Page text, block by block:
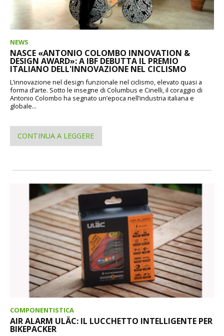
NEWS
NASCE «ANTONIO COLOMBO INNOVATION &
DESIGN AWARD»: A IBF DEBUTTA IL PREMIO
ITALIANO DELL'INNOVAZIONE NEL CICLISMO
L’innovazione nel design funzionale nel ciclismo, elevato quasi a
forma d’arte. Sotto le insegne di Columbus e Cinelli, il coraggio di
Antonio Colombo ha segnato un’epoca nell’industria italiana e
globale...
CONTINUA A LEGGERE
COMPONENTISTICA
AIR ALARM ULÄC: IL LUCCHETTO INTELLIGENTE PER
BIKEPACKER